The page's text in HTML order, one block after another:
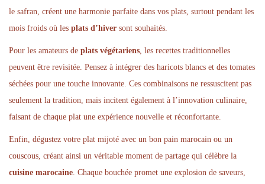
le safran, créent une harmonie parfaite dans vos plats, surtout pendant les
mois froids où les plats d’hiver sont souhaités.
Pour les amateurs de plats végétariens, les recettes traditionnelles
peuvent être revisitée. Pensez à intégrer des haricots blancs et des tomates
séchées pour une touche innovante. Ces combinaisons ne ressuscitent pas
seulement la tradition, mais incitent également à l’innovation culinaire,
faisant de chaque plat une expérience nouvelle et réconfortante.
Enfin, dégustez votre plat mijoté avec un bon pain marocain ou un
couscous, créant ainsi un véritable moment de partage qui célèbre la
cuisine marocaine. Chaque bouchée promet une explosion de saveurs,